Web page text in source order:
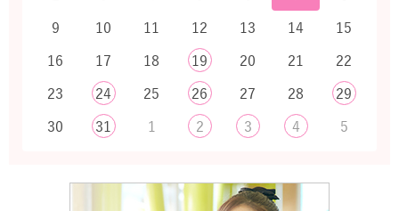
9
10 11 12 13 14
15
16
17 18 19 20 21
22
23
24 25 26 27 28
29
30
31 1 2 3 4 5